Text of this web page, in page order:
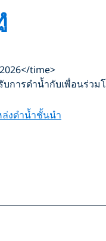
time>
ารดำน้ำกับเพื่อนร่วม
งดำน้ำชั้นนำ